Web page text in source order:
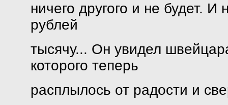
ничего другого и не будет.
рублей
тысячу... Он увидел
которого теперь
расплылось от радости и